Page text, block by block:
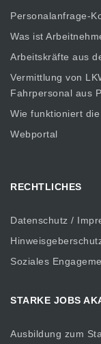
Personalanfrage-
Was ist
Arbeitskräfte aus
Vermittlung von
Fahrpersonal aus
Wie funktioniert
Webportal
RECHTLICHES
Datenschutz /
Soziales
STARKE JOBS
Ausbildung zum